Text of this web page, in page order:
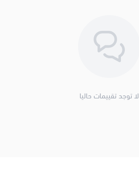
لا توجد تقييمات حاليا